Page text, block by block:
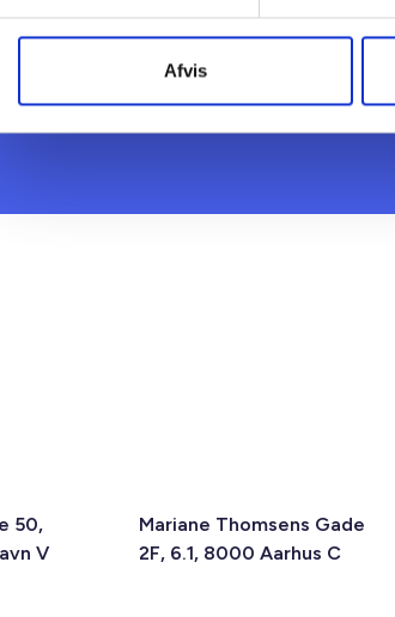
Afvis
50,
V
Mariane Thomsens Gade
2F, 6.1, 8000 Aarhus C